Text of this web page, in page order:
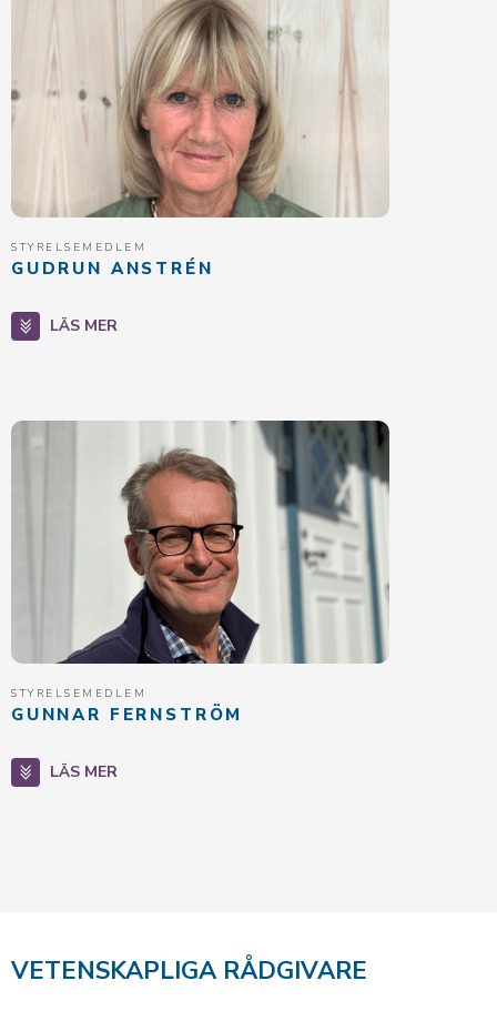
STYRELSEMEDLEM
GUDRUN ANSTRÉN
LÄS MER
STYRELSEMEDLEM
GUNNAR FERNSTRÖM
LÄS MER
VETENSKAPLIGA RÅDGIVARE